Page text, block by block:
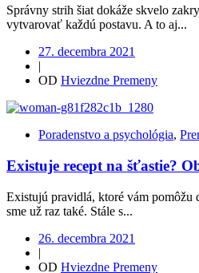
Správny strih šiat dokáže skvelo
vytvarovať každú postavu. A to aj...
27. decembra 2021
|
OD Hviezdne Premeny
Poradenstvo a psychológia,
Existuje recept na šťastie?
Existujú pravidlá, ktoré vám
sme už raz také. Stále s...
26. decembra 2021
|
OD Hviezdne Premeny